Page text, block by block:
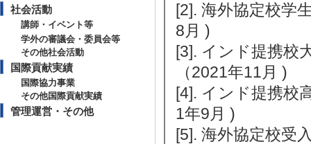
社会活動
講師・イベント等
学外の審議会・委員会等
その他社会活動
国際貢献実績
国際協力事業
その他国際貢献実績
管理運営・その他
[2]. 海外協定校学
8月 )
[3]. インド提携校
（2021年11月 )
[4]. インド提携校
1年9月 )
[5]. 海外協定校受